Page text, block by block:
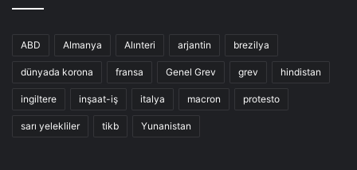
ABD Almanya Alınteri arjantin brezilya
dünyada korona fransa Genel Grev grev hindistan
ingiltere inşaat-iş italya macron protesto
sarı yelekliler tikb Yunanistan